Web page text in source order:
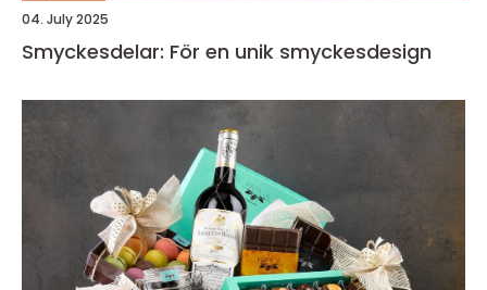
04. July 2025
Smyckesdelar: För en unik smyckesdesign